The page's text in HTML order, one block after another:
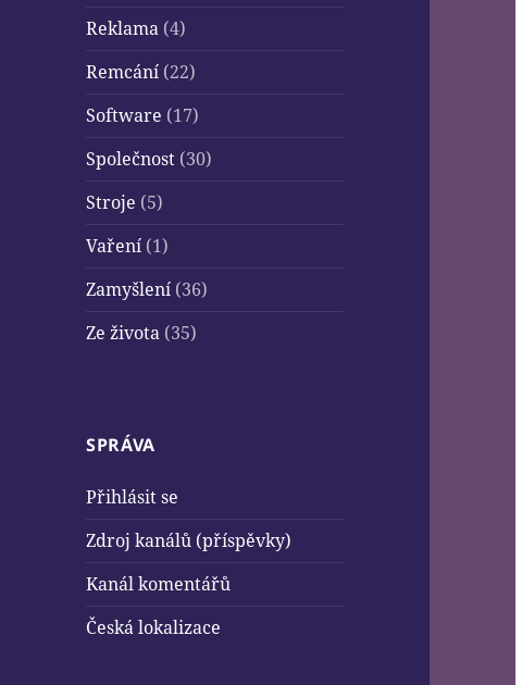
Reklama (4)
Remcání (22)
Software (17)
Společnost (30)
Stroje (5)
Vaření (1)
Zamyšlení (36)
Ze života (35)
SPRÁVA
Přihlásit se
Zdroj kanálů (příspěvky)
Kanál komentářů
Česká lokalizace